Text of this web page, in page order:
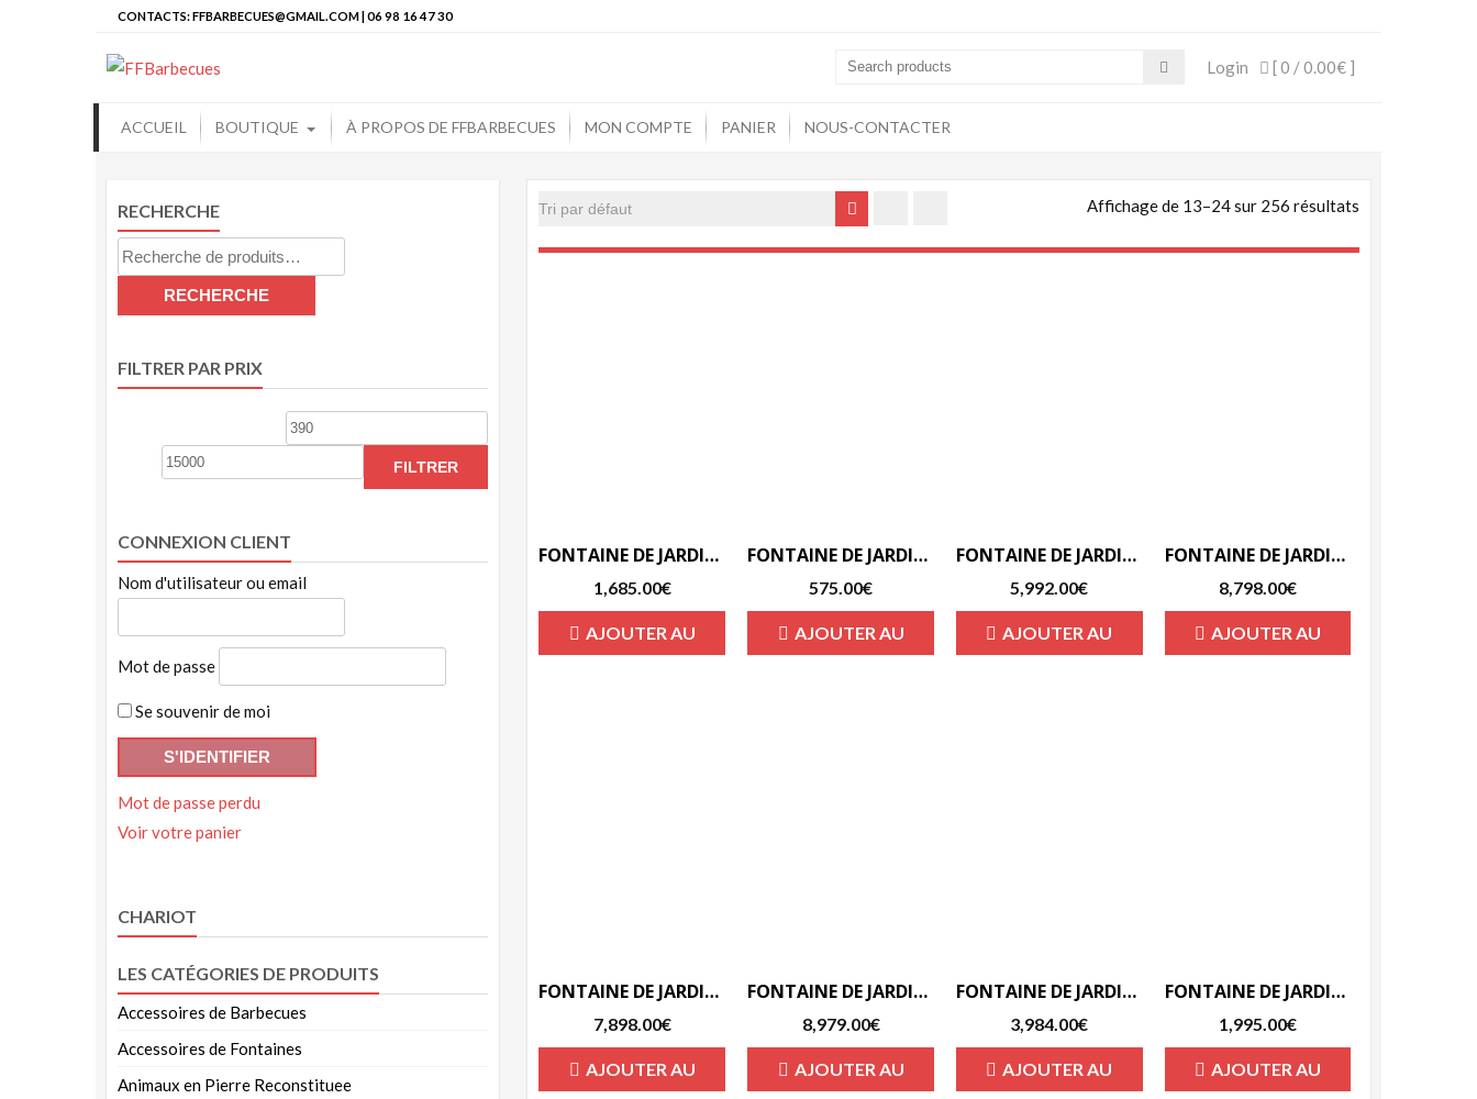
Skip
content
CONTACTS: FFBARBECUES@GMAIL.COM | 06 98 16 47 30
[ 0 /0.00€]
Login
ACCUEIL BOUTIQUE À PROPOS DE FFBARBECUES MON COMPTE PANIER NOUS-CONTACTER
Affichage de 13–24 sur 256 résultats
FONTAINE DE JARDIN EN PIERRE RECONSTITUÉE MIGUELITO-F
1,685.00€
AJOUTER AU
FONTAINE DE JARDIN EN PIERRE RECONSTITUÉE LORIS JOEL-F
575.00€
AJOUTER AU
FONTAINE DE JARDIN EN PIERRE RECONSTITUÉE 3 GRAND VASQUE-F
5,992.00€
AJOUTER AU
FONTAINE DE JARDIN EN PIERRE RECONSTITUÉE CHAVES-F
8,798.00€
AJOUTER AU
FONTAINE DE JARDIN EN PIERRE RECONSTITUÉE CHAVES-F
7,898.00€
AJOUTER AU
FONTAINE DE JARDIN EN PIERRE RECONSTITUÉE COUPLE-F
8,979.00€
AJOUTER AU
FONTAINE DE JARDIN EN PIERRE RECONSTITUÉE NAPOLITANA-F
3,984.00€
AJOUTER AU
FONTAINE DE JARDIN VASQUE ROND 3 FEMMES-F
1,995.00€
AJOUTER AU
RECHERCHE
Recherche
pour :
RECHERCHE
FILTRER PAR PRIX
Prix
FILTRER
CONNEXION CLIENT
Nom d'utilisateur ou email
Mot de passe
Se souvenir de moi
Mot de passe perdu
Voir votre panier
CHARIOT
LES CATÉGORIES DE PRODUITS
Accessoires de Barbecues
Accessoires de Fontaines
Animaux en Pierre Reconstituee